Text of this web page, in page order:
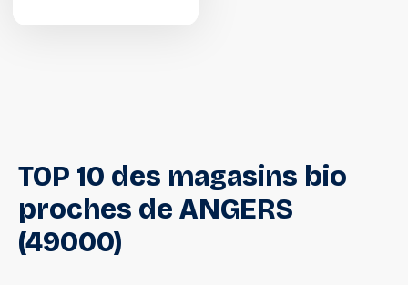
TOP 10 des magasins bio
proches de ANGERS
(49000)